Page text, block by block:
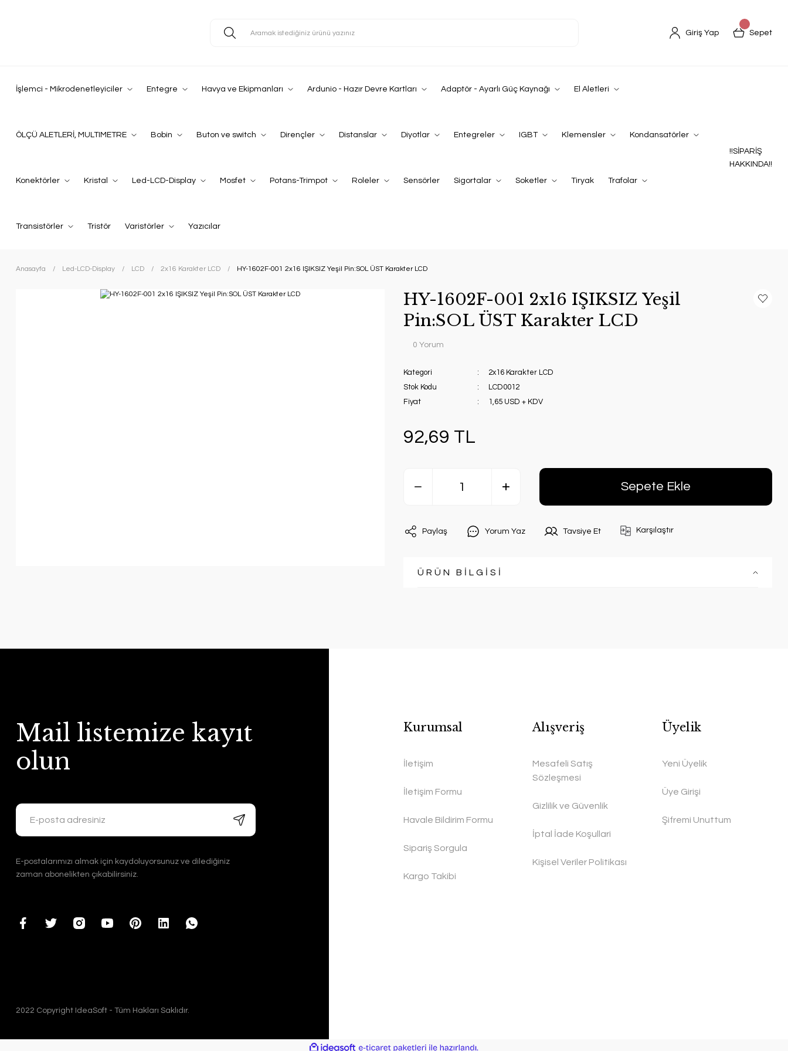
Giriş Yap Sepet
İşlemci - Mikrodenetleyiciler Entegre Havya ve Ekipmanları Ardunio - Hazır Devre Kartları Adaptör - Ayarlı Güç Kaynağı El Aletleri
ÖLÇÜ ALETLERİ, MULTIMETRE Bobin Buton ve switch Dirençler Distanslar Diyotlar Entegreler IGBT Klemensler Kondansatörler
Konektörler Kristal Led-LCD-Display Mosfet Potans-Trimpot Roleler Sensörler Sigortalar Soketler Tiryak Trafolar
Transistörler Tristör Varistörler Yazıcılar
!!SİPARİŞ
HAKKINDA!!
Anasayfa Led-LCD-Display LCD 2x16 Karakter LCD HY-1602F-001 2x16 IŞIKSIZ Yeşil Pin:SOL ÜST Karakter LCD
HY-1602F-001 2x16 IŞIKSIZ Yeşil
Pin:SOL ÜST Karakter LCD
0 Yorum
Kategori
2x16 Karakter LCD
Stok Kodu
LCD0012
Fiyat
1,65 USD + KDV
92,69 TL
Sepete Ekle
Paylaş Yorum Yaz Tavsiye Et Karşılaştır
ÜRÜN BİLGİSİ
Mail listemize kayıt
olun
E-postalarımızı almak için kaydoluyorsunuz ve dilediğiniz
zaman abonelikten çıkabilirsiniz.
Kurumsal
İletişim
İletişim Formu
Havale Bildirim Formu
Sipariş Sorgula
Kargo Takibi
Alışveriş
Mesafeli Satış
Sözleşmesi
Gizlilik ve Güvenlik
İptal İade Koşullari
Kişisel Veriler Politikası
Üyelik
Yeni Üyelik
Üye Girişi
Şifremi Unuttum
2022 Copyright IdeaSoft - Tüm Hakları Saklıdır.
ideasoft e-